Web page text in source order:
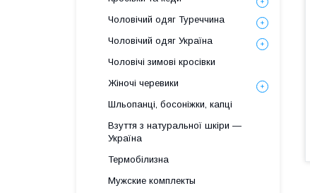
Чоловічий одяг Туреччина
Чоловічий одяг Україна
Чоловічі зимові кросівки
Жіночі черевики
Шльопанці, босоніжки, капці
Взуття з натуральної шкіри —
Україна
Термобілизна
Мужские комплекты